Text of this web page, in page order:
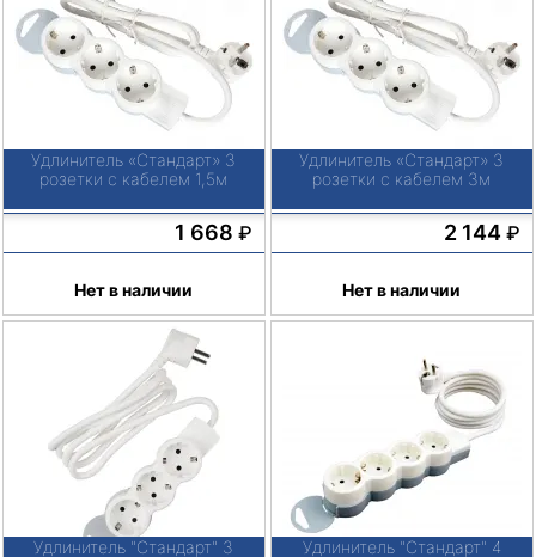
Удлинитель «Стандарт» 3
розетки с кабелем 1,5м
1 668 ₽
Нет в наличии
Удлинитель «Стандарт» 3
розетки с кабелем 3м
2 144 ₽
Нет в наличии
Удлинитель "Стандарт" 3
Удлинитель "Стандарт" 4